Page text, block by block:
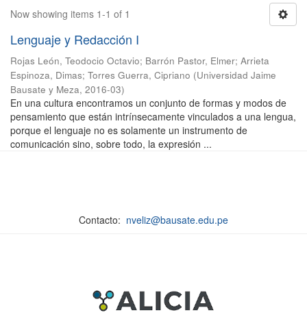
Now showing items 1-1 of 1
Lenguaje y Redacción I
Rojas León, Teodocio Octavio; Barrón Pastor, Elmer; Arrieta
Espinoza, Dimas; Torres Guerra, Cipriano (Universidad Jaime
Bausate y Meza, 2016-03)
En una cultura encontramos un conjunto de formas y modos de
pensamiento que están intrínsecamente vinculados a una lengua,
porque el lenguaje no es solamente un instrumento de
comunicación sino, sobre todo, la expresión ...
Contacto: nveliz@bausate.edu.pe